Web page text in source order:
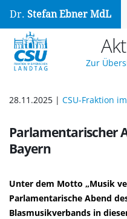
Dr. Stefan Ebner MdL
Zur
28.11.2025 | CSU-Fraktion
Parlamentarischer
Bayern
Unter dem Motto „Musik
Parlamentarische Abend
Blasmusikverbands in